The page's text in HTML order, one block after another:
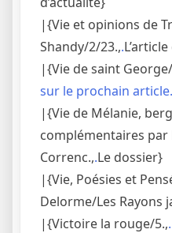
|{Vie et opinions de
Shandy/2/23.,.
|{Vie de saint
sur le prochain
|{Vie de Mélanie,
complémentaires par
Correnc.,.Le dossier}
|{Vie, Poésies et
Delorme/Les Rayons
|{Victoire la rouge/5.,.